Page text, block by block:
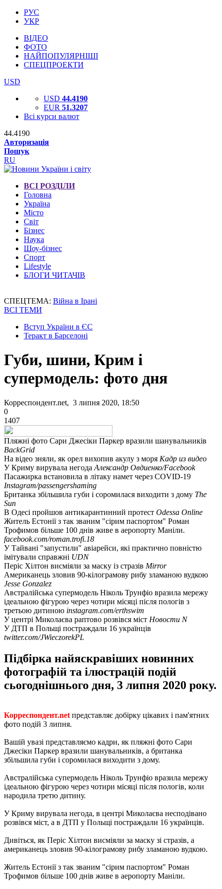
РУС
УКР
ВІДЕО
ФОТО
НАЙПОПУЛЯРНІШІ
СПЕЦПРОЕКТИ
USD
USD 44.4190
EUR 51.3207
Всі курси валют
44.4190
Авторизація
Пошук
RU
ВСІ РОЗДІЛИ
Головна
Україна
Місто
Світ
Бізнес
Наука
Шоу-бізнес
Спорт
Lifestyle
БЛОГИ ЧИТАЧІВ
СПЕЦТЕМА: Війна в Ірані
ВСІ ТЕМИ
Вступ України в ЄС
Теракт в Барселоні
Губи, шини, Крим і
супермодель: фото дня
Корреспондент.net, 3 липня 2020, 18:50
0
1407
Пляжні фото Сари Джесіки Паркер вразили шанувальників
BackGrid
На відео зняли, як орел вихопив акулу з моря Кадр из видео
У Криму вирувала негода Александр Овдиенко/Facebook
Пасажирка встановила в літаку намет через COVID-19
Instagram/passengershaming
Британка збільшила губи і соромилася виходити з дому The
Sun
В Одесі пройшов антикарантинний протест Odessa Online
Житель Естонії з так званим "сірим паспортом" Роман
Трофимов більше 100 днів живе в аеропорту Маніли.
facebook.com/roman.trofi.18
У Тайвані "запустили" авіарейси, які практично повністю
імітували справжні UDN
Періс Хілтон висміяли за маску із стразів Mirror
Американець зловив 90-кілограмову рибу зламаною вудкою
Jesse Gonzalez
Австралійська супермодель Ніколь Трунфіо вразила мережу
ідеальною фігурою через чотири місяці після пологів з
третьою дитиною instagram.com/erthswim
У центрі Миколаєва раптово розвівся міст Новости N
У ДТП в Польщі постраждали 16 українців
twitter.com/JWieczorekPL
Підбірка найяскравіших новинних
фотографій та ілюстрацій подій
сьогоднішнього дня, 3 липня 2020 року.
Корреспондент.net представляє добірку цікавих і пам'ятних
фото подій 3 липня.
Вашій увазі представляємо кадри, як пляжні фото Сари
Джесіки Паркер вразили шанувальників, а британка
збільшила губи і соромилася виходити з дому.
Австралійська супермодель Ніколь Трунфіо вразила мережу
ідеальною фігурою через чотири місяці після пологів, коли
народила третю дитину.
У Криму вирувала негода, в центрі Миколаєва несподівано
розвівся міст, а в ДТП у Польщі постраждали 16 українців.
Дивіться, як Періс Хілтон висміяли за маску зі стразів, а
американець зловив 90-кілограмову рибу зламаною вудкою.
Житель Естонії з так званим "сірим паспортом" Роман
Трофимов більше 100 днів живе в аеропорту Маніли.